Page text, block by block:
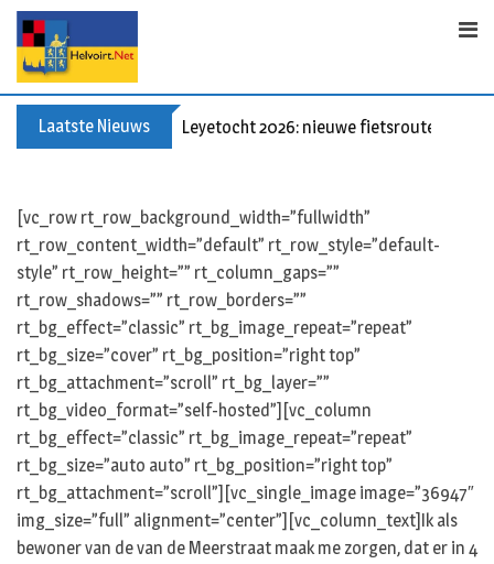
Skip
content
Laatste Nieuws Leyetocht 2026: nieuwe fietsroutes
[vc_row rt_row_background_width=”fullwidth”
rt_row_content_width=”default” rt_row_style=”default-
style” rt_row_height=”” rt_column_gaps=””
rt_row_shadows=”” rt_row_borders=””
rt_bg_effect=”classic” rt_bg_image_repeat=”repeat”
rt_bg_size=”cover” rt_bg_position=”right top”
rt_bg_attachment=”scroll” rt_bg_layer=””
rt_bg_video_format=”self-hosted”][vc_column
rt_bg_effect=”classic” rt_bg_image_repeat=”repeat”
rt_bg_size=”auto auto” rt_bg_position=”right top”
rt_bg_attachment=”scroll”][vc_single_image image=”36947″
img_size=”full” alignment=”center”][vc_column_text]Ik als
bewoner van de van de Meerstraat maak me zorgen, dat er in 4